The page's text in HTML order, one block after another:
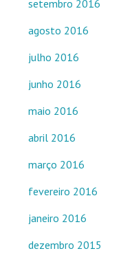
setembro 2016
agosto 2016
julho 2016
junho 2016
maio 2016
abril 2016
março 2016
fevereiro 2016
janeiro 2016
dezembro 2015